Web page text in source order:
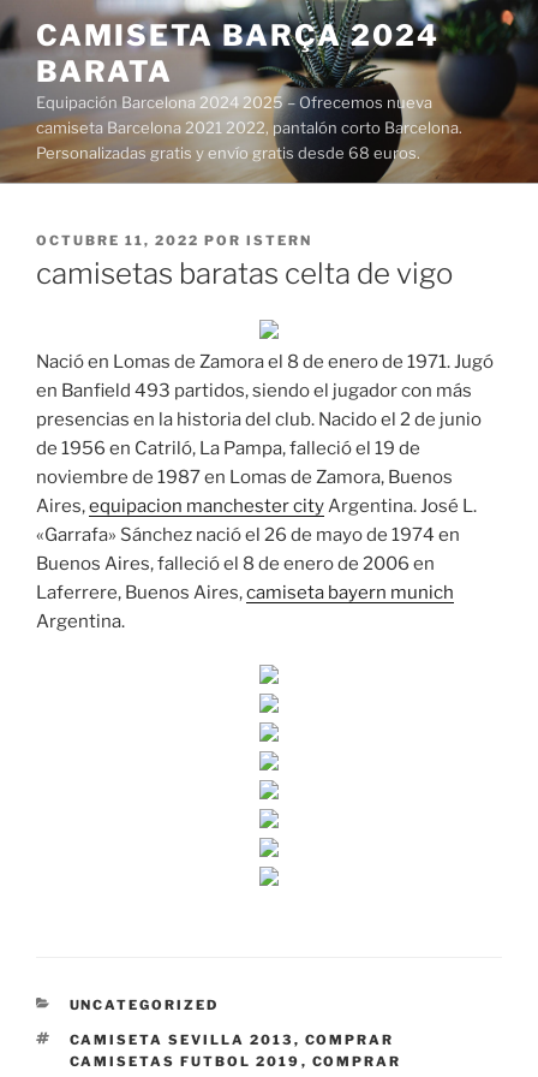
Saltar
al
contenido
CAMISETA BARÇA 2024
BARATA
Equipación Barcelona 2024 2025 – Ofrecemos nueva
camiseta Barcelona 2021 2022, pantalón corto Barcelona.
Personalizadas gratis y envío gratis desde 68 euros.
PUBLICADO
OCTUBRE 11, 2022 POR ISTERN
camisetas baratas celta de vigo
Nació en Lomas de Zamora el 8 de enero de 1971. Jugó
en Banfield 493 partidos, siendo el jugador con más
presencias en la historia del club. Nacido el 2 de junio
de 1956 en Catriló, La Pampa, falleció el 19 de
noviembre de 1987 en Lomas de Zamora, Buenos
Aires,equipacion manchester cityArgentina. José L.
«Garrafa» Sánchez nació el 26 de mayo de 1974 en
Buenos Aires, falleció el 8 de enero de 2006 en
Laferrere, Buenos Aires,camiseta bayern munich
Argentina.
CATEGORÍAS
UNCATEGORIZED
ETIQUETAS
CAMISETA SEVILLA 2013 , COMPRAR
CAMISETAS FUTBOL 2019 , COMPRAR